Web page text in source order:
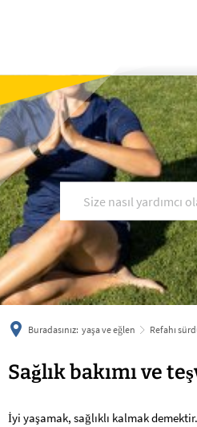
Buradasınız: yaşa ve eğlen Refahı
Sağlığın
Sağlık bakımı ve
İyi yaşamak, sağlıklı kalmak